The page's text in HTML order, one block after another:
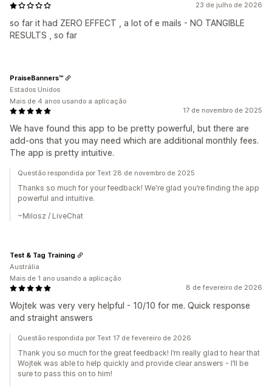
23 de julho de 2026
so far it had ZERO EFFECT , a lot of e mails - NO TANGIBLE
RESULTS , so far
17 de novembro de 2025
We have found this app to be pretty powerful, but there are
add-ons that you may need which are additional monthly fees.
The app is pretty intuitive.
PraiseBanners™
Estados Unidos
Mais de 4 anos usando a aplicação
Questão respondida por Text 28 de novembro de 2025
Thanks so much for your feedback! We're glad you’re finding the app
powerful and intuitive.
~Milosz / LiveChat
8 de fevereiro de 2026
Wojtek was very very helpful - 10/10 for me. Quick response
and straight answers
Test & Tag Training
Austrália
Mais de 1 ano usando a aplicação
Questão respondida por Text 17 de fevereiro de 2026
Thank you so much for the great feedback! I’m really glad to hear that
Wojtek was able to help quickly and provide clear answers - I’ll be
sure to pass this on to him!